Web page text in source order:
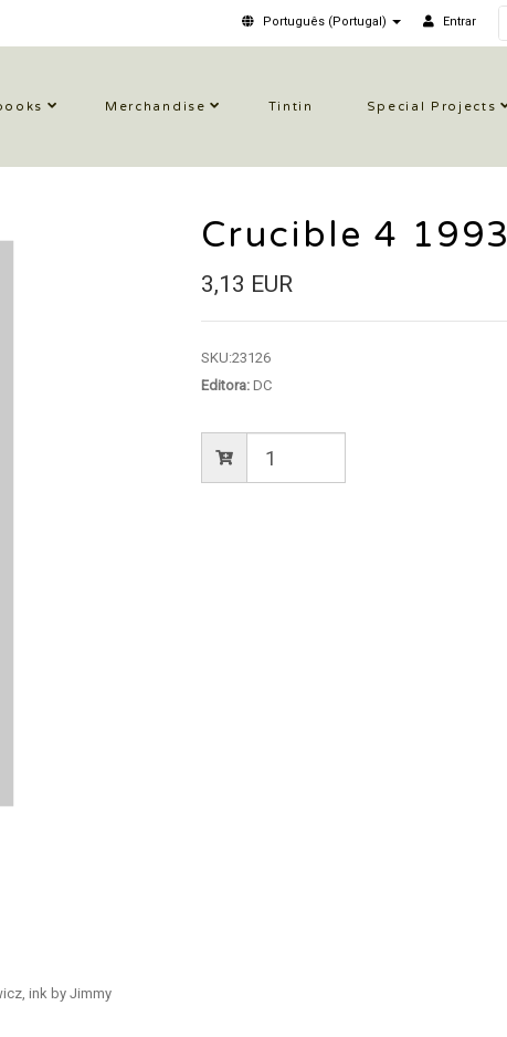
Português (Portugal) Entrar
Merchandise Tintin Special Projects
ink by Jimmy
Crucible 4 1993
3,13 EUR
SKU:23126
Editora:DC